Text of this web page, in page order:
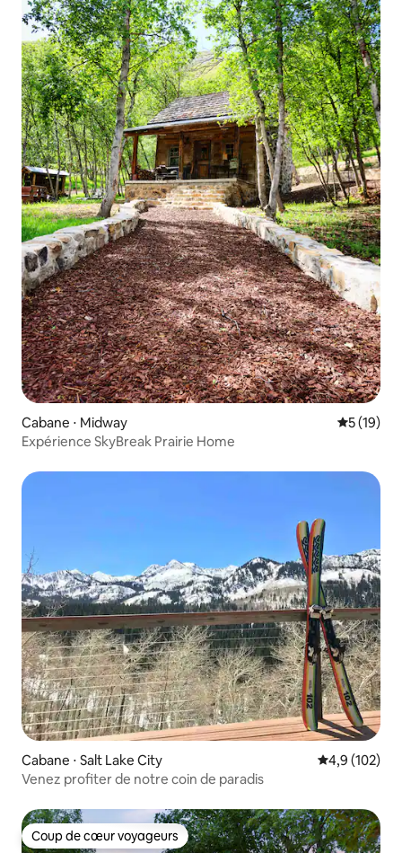
Cabane ⋅ Midway
5 (19)
Expérience SkyBreak Prairie Home
Cabane ⋅ Salt Lake City Évaluation
4,9 (102)
Venez profiter de notre coin de paradis
Coup de cœur voyageurs
Coup de cœur voyageurs